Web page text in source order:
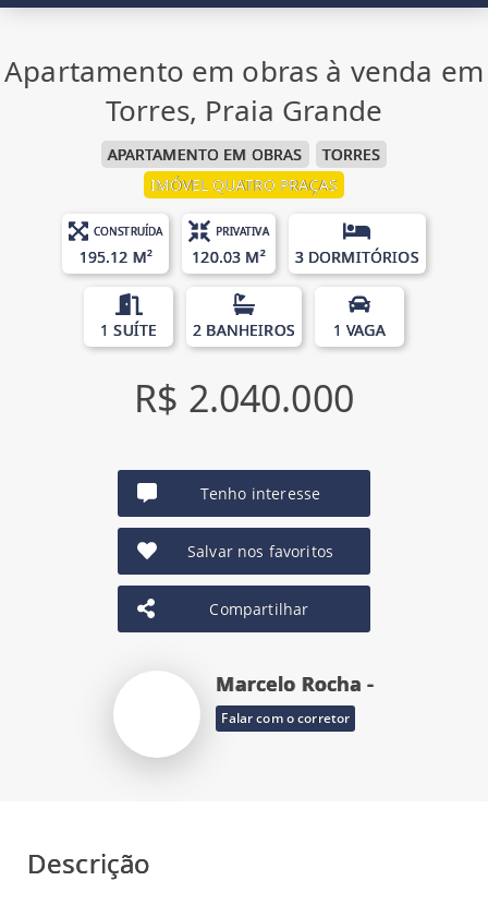
Apartamento em obras à venda em
Torres, Praia Grande
APARTAMENTO EM OBRAS
TORRES
IMÓVEL QUATRO PRAÇAS
CONSTRUÍDA
195.12 M²
PRIVATIVA
120.03 M² 3 DORMITÓRIOS
1 SUÍTE 2 BANHEIROS 1 VAGA
R$ 2.040.000
Tenho interesse
Salvar nos favoritos
Compartilhar
Marcelo Rocha -
Falar com o corretor
Descrição